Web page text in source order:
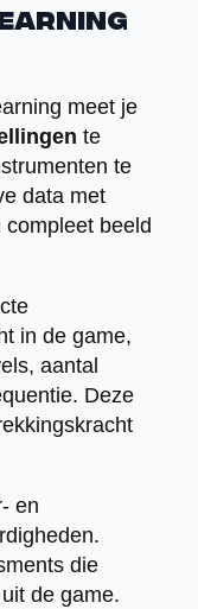
meet je
te
te
data met
beeld
in de game,
aantal
Deze
en
die
de game.